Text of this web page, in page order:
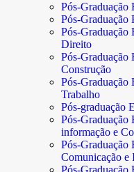
Pós-Graduação
Pós-Graduação
Pós-
Direito
Pós-Graduação
Construção
Pós-Graduação
Trabalho
Pós-graduação
Pós-Graduação
informação e
Pós-Graduação
Comunicação e
Pós-Graduação